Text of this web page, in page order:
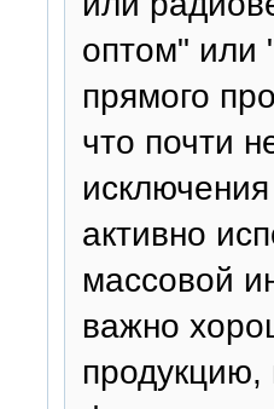
оптом" или
прямого
что почти
активно
массовой
важно